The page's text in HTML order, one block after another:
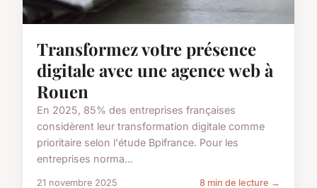
Transformez votre présence
digitale avec une agence web à
Rouen
En 2025, 85% des entreprises françaises
considèrent leur transformation digitale comme
prioritaire selon l'étude Bpifrance. Pour les
entreprises norma...
21 novembre 2025 8 min de lecture →